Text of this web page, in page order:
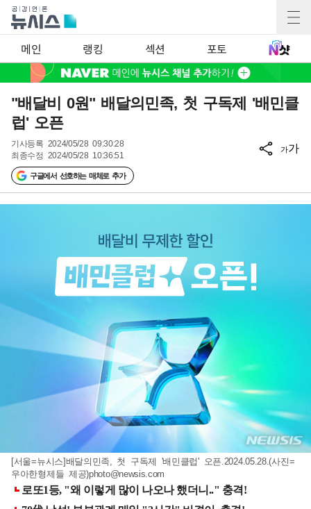
메인 랭킹 섹션 포토
"배달비 0원" 배달의민족, 첫 구독제 '배민클
럽' 오픈
기사등록 2024/05/28 09:30:28
최종수정 2024/05/28 10:36:51
구글에서 선호하는 매체로 추가
가가
[서울=뉴시스]배달의민족, 첫 구독제 '배민클럽' 오픈.2024.05.28.(사진=
우아한형제들 제공)photo@newsis.com